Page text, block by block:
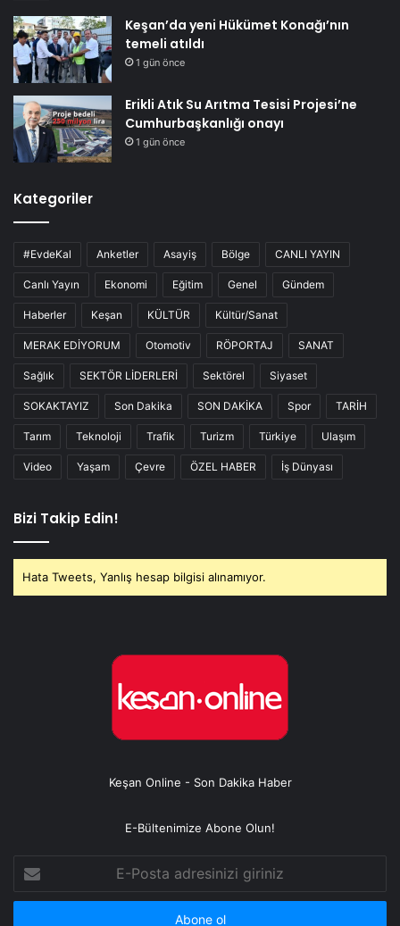
Keşan’da yeni Hükümet Konağı’nın
temeli atıldı
1 gün önce
Erikli Atık Su Arıtma Tesisi Projesi’ne
Cumhurbaşkanlığı onayı
1 gün önce
Kategoriler
#EvdeKal Anketler Asayiş Bölge CANLI YAYIN
Canlı Yayın Ekonomi Eğitim Genel Gündem
Haberler Keşan KÜLTÜR Kültür/Sanat
MERAK EDİYORUM Otomotiv RÖPORTAJ SANAT
Sağlık SEKTÖR LİDERLERİ Sektörel Siyaset
SOKAKTAYIZ Son Dakika SON DAKİKA Spor TARİH
Tarım Teknoloji Trafik Turizm Türkiye Ulaşım
Video Yaşam Çevre ÖZEL HABER İş Dünyası
Bizi Takip Edin!
Hata Tweets, Yanlış hesap bilgisi alınamıyor.
Keşan Online - Son Dakika Haber
E-Bültenimize Abone Olun!
Posta
adresinizi